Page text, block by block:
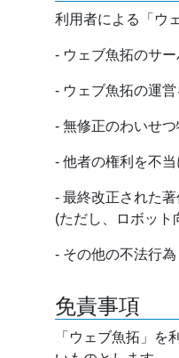
利用者による「ウ
- ウェブ魚拓のサ
- ウェブ魚拓の運
- 無修正のわいせ
- 他者の権利を不
- 最終改正された
(ただし、ロボット
- その他の不法行為
免責事項
「ウェブ魚拓」